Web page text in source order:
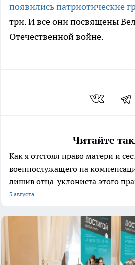
появились патриотические
три. И все они посвящены
Отечественной войне.
Читайте
Как я отстоял право матери и
военнослужащего на
лишив отца-уклониста этого
3 августа